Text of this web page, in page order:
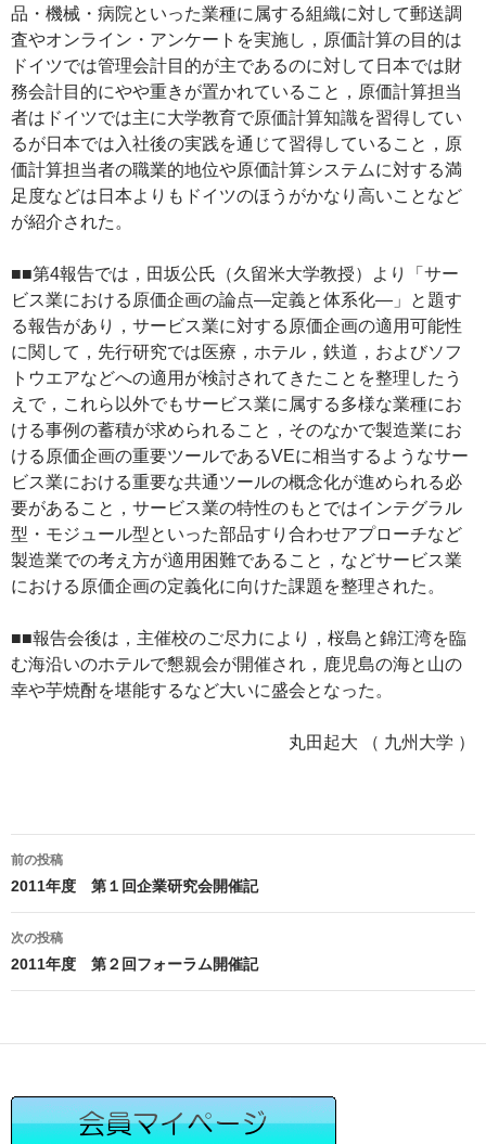
品・機械・病院といった業種に属する組織に対して郵送調
査やオンライン・アンケートを実施し，原価計算の目的は
ドイツでは管理会計目的が主であるのに対して日本では財
務会計目的にやや重きが置かれていること，原価計算担当
者はドイツでは主に大学教育で原価計算知識を習得してい
るが日本では入社後の実践を通じて習得していること，原
価計算担当者の職業的地位や原価計算システムに対する満
足度などは日本よりもドイツのほうがかなり高いことなど
が紹介された。
■■第4報告では，田坂公氏（久留米大学教授）より「サー
ビス業における原価企画の論点―定義と体系化―」と題す
る報告があり，サービス業に対する原価企画の適用可能性
に関して，先行研究では医療，ホテル，鉄道，およびソフ
トウエアなどへの適用が検討されてきたことを整理したう
えで，これら以外でもサービス業に属する多様な業種にお
ける事例の蓄積が求められること，そのなかで製造業にお
ける原価企画の重要ツールであるVEに相当するようなサー
ビス業における重要な共通ツールの概念化が進められる必
要があること，サービス業の特性のもとではインテグラル
型・モジュール型といった部品すり合わせアプローチなど
製造業での考え方が適用困難であること，などサービス業
における原価企画の定義化に向けた課題を整理された。
■■報告会後は，主催校のご尽力により，桜島と錦江湾を臨
む海沿いのホテルで懇親会が開催され，鹿児島の海と山の
幸や芋焼酎を堪能するなど大いに盛会となった。
丸田起大 （ 九州大学 ）
稿
ナ
ゲ
ー
ン
前の投稿
2011年度 第１回企業研究会開催記
次の投稿
2011年度 第２回フォーラム開催記